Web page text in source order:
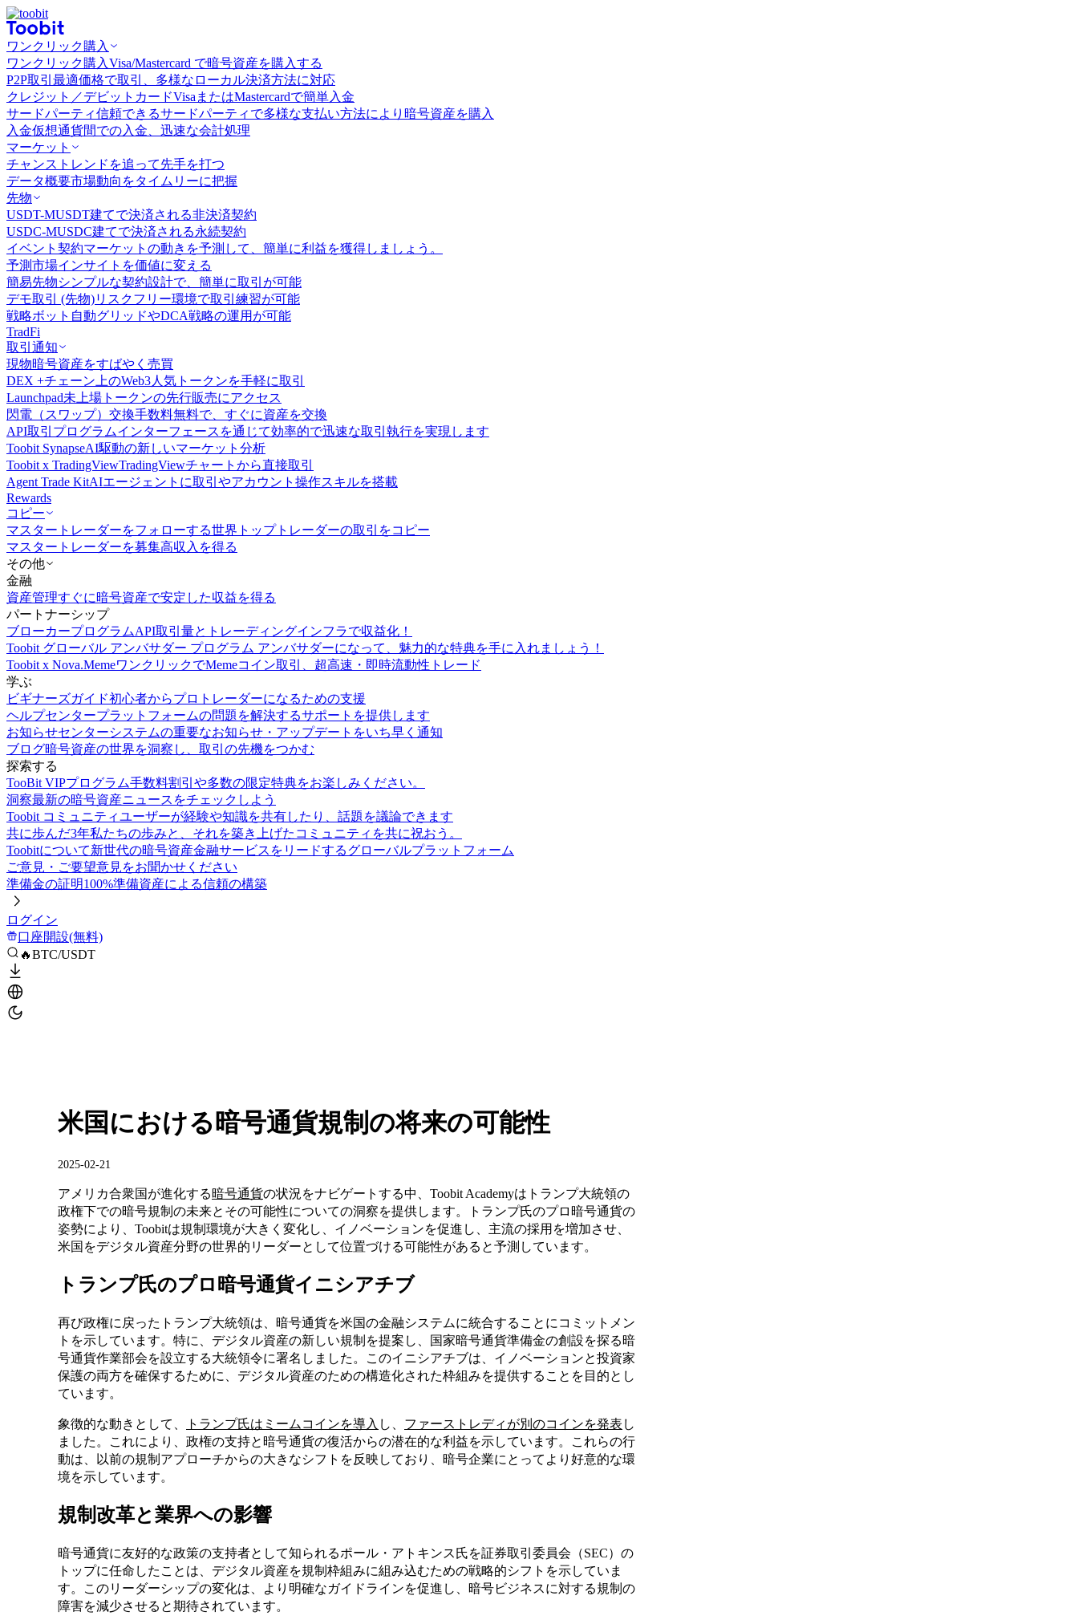
ワンクリック購入
ワンクリック購入Visa/Mastercard で暗号資産を購入する
P2P取引 最適価格で取引、多様なローカル決済方法に対応
クレジット／デビットカードVisaまたはMastercardで簡単入金
サードパーティ信頼できるサードパーティで多様な支払い方法により暗号資産を購入
入金仮想通貨間での入金、迅速な会計処理
マーケット
チャンス トレンドを追って先手を打つ
データ概要市場動向をタイムリーに把握
先物
USDT-MUSDT建てで決済される非決済契約
USDC-MUSDC建てで決済される永続契約
イベント契約マーケットの動きを予測して、簡単に利益を獲得しましょう。
予測市場インサイトを価値に変える
簡易先物シンプルな契約設計で、簡単に取引が可能
デモ取引 (先物)リスクフリー環境で取引練習が可能
戦略ボット 自動グリッドやDCA戦略の運用が可能
TradFi
取引通知
現物暗号資産をすばやく売買
DEX +チェーン上のWeb3人気トークンを手軽に取引
Launchpad未上場トークンの先行販売にアクセス
閃電（スワップ）交換手数料無料で、すぐに資産を交換
API取引 プログラムインターフェースを通じて効率的で迅速な取引執行を実現します
Toobit SynapseAI駆動の新しいマーケット分析
Toobit x TradingViewTradingViewチャートから直接取引
Agent Trade KitAIエージェントに取引やアカウント操作スキルを搭載
Rewards
コピー
マスタートレーダーをフォローする世界トップトレーダーの取引をコピー
マスタートレーダーを募集高収入を得る
その他
金融
資産管理すぐに暗号資産で安定した収益を得る
パートナーシップ
ブローカープログラムAPI取引量とトレーディングインフラで収益化！
Toobit グローバル アンバサダー プログラム アンバサダーになって、魅力的な特典を手に入れましょう！
Toobit x Nova.MemeワンクリックでMemeコイン取引、超高速・即時流動性トレード
学ぶ
ビギナーズガイド初心者からプロトレーダーになるための支援
ヘルプセンタープラットフォームの問題を解決するサポートを提供します
お知らせセンターシステムの重要なお知らせ・アップデートをいち早く通知
ブログ暗号資産の世界を洞察し、取引の先機をつかむ
探索する
TooBit VIPプログラム手数料割引や多数の限定特典をお楽しみください。
洞察最新の暗号資産ニュースをチェックしよう
Toobit コミュニティユーザーが経験や知識を共有したり、話題を議論できます
共に歩んだ3年私たちの歩みと、それを築き上げたコミュニティを共に祝おう。
Toobitについて新世代の暗号資産金融サービスをリードするグローバルプラットフォーム
ご意見・ご要望意見をお聞かせください
準備金の証明100%準備資産による信頼の構築
ログイン
口座開設(無料)
🔥BTC/USDT
米国における暗号通貨規制の将来の可能性
2025-02-21
アメリカ合衆国が進化する暗号通貨の状況をナビゲートする中、Toobit Academyはトランプ大統領の
政権下での暗号規制の未来とその可能性についての洞察を提供します。トランプ氏のプロ暗号通貨の
姿勢により、Toobitは規制環境が大きく変化し、イノベーションを促進し、主流の採用を増加させ、
米国をデジタル資産分野の世界的リーダーとして位置づける可能性があると予測しています。
トランプ氏のプロ暗号通貨イニシアチブ
再び政権に戻ったトランプ大統領は、暗号通貨を米国の金融システムに統合することにコミットメン
トを示しています。特に、デジタル資産の新しい規制を提案し、国家暗号通貨準備金の創設を探る暗
号通貨作業部会を設立する大統領令に署名しました。このイニシアチブは、イノベーションと投資家
保護の両方を確保するために、デジタル資産のための構造化された枠組みを提供することを目的とし
ています。
象徴的な動きとして、 トランプ氏はミームコインを導入 し、 ファーストレディが別のコインを発表 し
ました。これにより、政権の支持と暗号通貨の復活からの潜在的な利益を示しています。これらの行
動は、以前の規制アプローチからの大きなシフトを反映しており、暗号企業にとってより好意的な環
境を示しています。
規制改革と業界への影響
暗号通貨に友好的な政策の支持者として知られるポール・アトキンス氏を証券取引委員会（SEC）の
トップに任命したことは、デジタル資産を規制枠組みに組み込むための戦略的シフトを示していま
す。このリーダーシップの変化は、より明確なガイドラインを促進し、暗号ビジネスに対する規制の
障害を減少させると期待されています。